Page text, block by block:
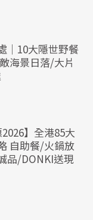
｜10大隱世野餐
海景日落/大片
2026】全港85大
自助餐/火鍋放
品/DONKI送現